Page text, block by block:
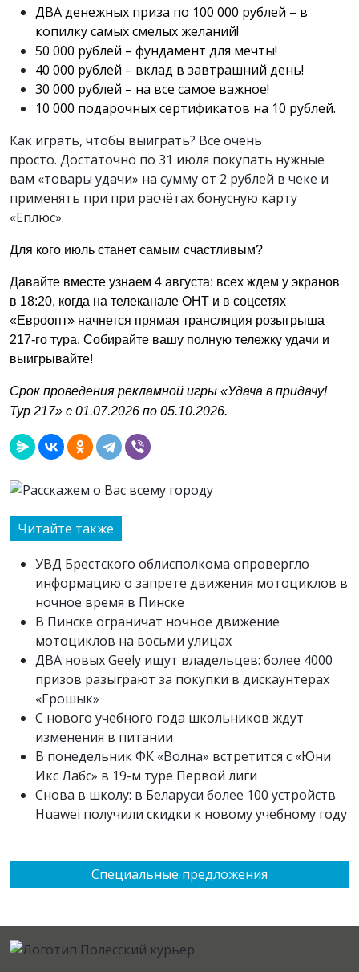
Специальные предложения
ДВА денежных приза по 100 000 рублей – в
копилку самых смелых желаний!
50 000 рублей – фундамент для мечты!
40 000 рублей – вклад в завтрашний день!
30 000 рублей – на все самое важное!
10 000 подарочных сертификатов на 10 рублей.
Как играть, чтобы выиграть? Все очень
просто. Достаточно по 31 июля покупать нужные
вам «товары удачи» на сумму от 2 рублей в чеке и
применять при при расчётах бонусную карту
«Еплюс».
Для кого июль станет самым счастливым?
Давайте вместе узнаем 4 августа: всех ждем у экранов
в 18:20, когда на телеканале ОНТ и в соцсетях
«Евроопт» начнется прямая трансляция розыгрыша
217-го тура. Собирайте вашу полную тележку удачи и
выигрывайте!
Срок проведения рекламной игры «Удача в придачу!
Тур 217» с 01.07.2026 по 05.10.2026.
Читайте также
УВД Брестского облисполкома опровергло
информацию о запрете движения мотоциклов в
ночное время в Пинске
В Пинске ограничат ночное движение
мотоциклов на восьми улицах
ДВА новых Geely ищут владельцев: более 4000
призов разыграют за покупки в дискаунтерах
«Грошык»
С нового учебного года школьников ждут
изменения в питании
В понедельник ФК «Волна» встретится с «Юни
Икс Лабс» в 19-м туре Первой лиги
Снова в школу: в Беларуси более 100 устройств
Huawei получили скидки к новому учебному году